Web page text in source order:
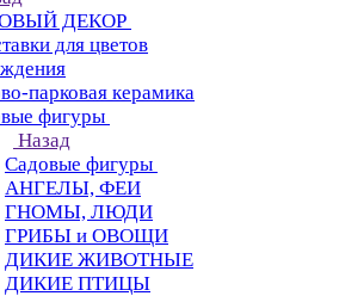
ДЕКОР
для цветов
парковая керамика
фигуры
Назад
Садовые фигуры
АНГЕЛЫ, ФЕИ
ГНОМЫ, ЛЮДИ
ГРИБЫ и ОВОЩИ
ДИКИЕ ЖИВОТНЫЕ
ДИКИЕ ПТИЦЫ